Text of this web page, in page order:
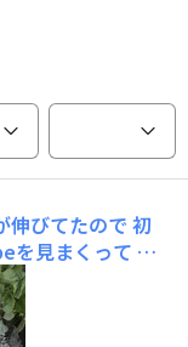
伸びてたので 初
を見まくって 一
るのを初めて知
ね😊って事でポ
さあ どうなるか